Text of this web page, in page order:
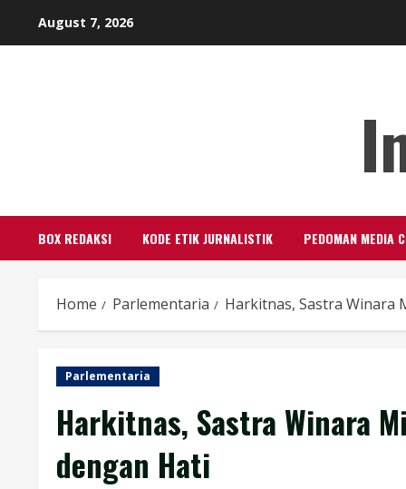
August 7, 2026
BOX REDAKSI KODE ETIK JURNALISTIK PEDOMAN MEDIA
Home Parlementaria Harkitnas, Sastra Winara
Parlementaria
Harkitnas, Sastra Winara
dengan Hati